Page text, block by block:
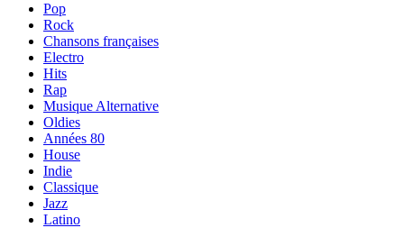
Pop
Rock
Chansons françaises
Electro
Hits
Rap
Musique Alternative
Oldies
Années 80
House
Indie
Classique
Jazz
Latino